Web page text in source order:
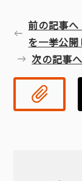
前の記事
を一挙公開
次の記事